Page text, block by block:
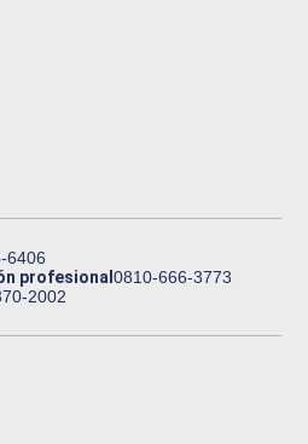
6406
profesional0810-666-3773
2002